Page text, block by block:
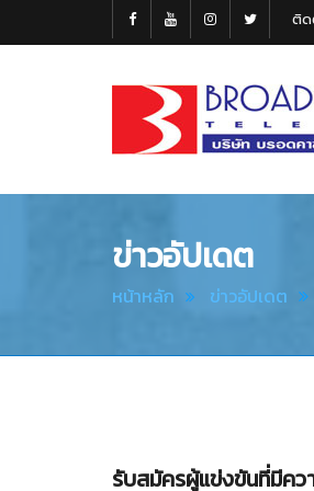
ติด
Thai
ข่าวอัปเดต
หน้าหลัก ข่าวอัปเดต
รับสมัครผู้แข่งขันที่มีคว